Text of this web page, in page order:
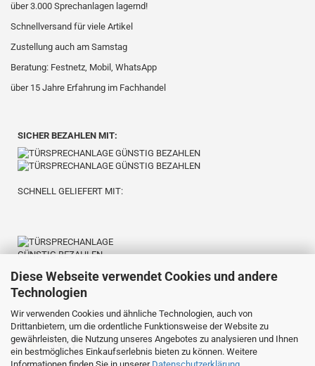
Diese Webseite verwendet Cookies und andere
Technologien
Wir verwenden Cookies und ähnliche Technologien, auch von
Drittanbietern, um die ordentliche Funktionsweise der Website zu
gewährleisten, die Nutzung unseres Angebotes zu analysieren und Ihnen
ein bestmögliches Einkaufserlebnis bieten zu können. Weitere
über 3.000 Sprechanlagen lagernd!
Schnellversand für viele Artikel
Zustellung auch am Samstag
Beratung: Festnetz, Mobil, WhatsApp
über 15 Jahre Erfahrung im Fachhandel
SICHER BEZAHLEN MIT:
SCHNELL GELIEFERT MIT:
BEWERTUNGEN:
ebay 100,0 % positiv
23.419 Bewertungen mit 5,0⭐️⭐️⭐️⭐️⭐️